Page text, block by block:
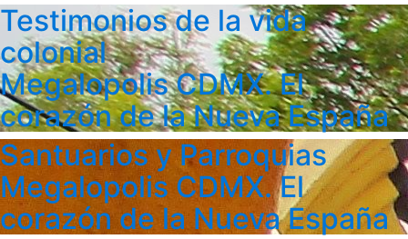
Testimonios de la vida
colonial
Megalopolis CDMX. El
corazón de la Nueva España
Santuarios y Parroquias
Megalopolis CDMX. El
corazón de la Nueva España